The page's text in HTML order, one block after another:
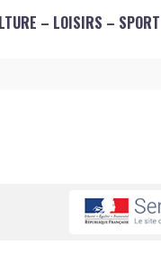
– LOISIRS – SPORT